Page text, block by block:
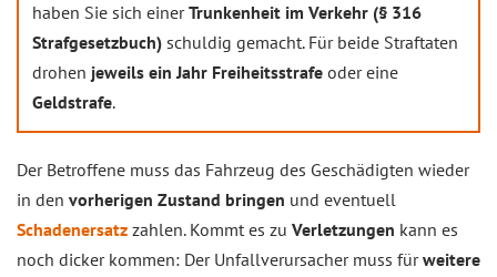
haben Sie sich einerTrunkenheit im Verkehr (§ 316
Strafgesetzbuch) schuldig gemacht. Für beide Straftaten
drohen jeweils ein Jahr Freiheitsstrafe oder eine
Geldstrafe.
Der Betroffene muss das Fahrzeug des Geschädigten wieder
in den vorherigen Zustand bringen und eventuell
Schadenersatz zahlen. Kommt es zu Verletzungen kann es
noch dicker kommen: Der Unfallverursacher muss fürweitere